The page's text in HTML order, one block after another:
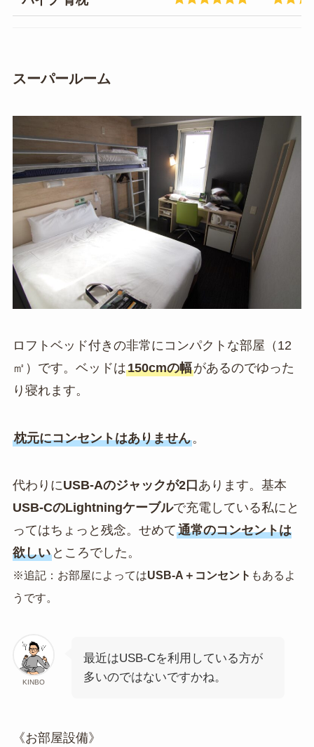
スーパールーム
ロフトベッド付きの非常にコンパクトな部屋（12
㎡）です。ベッドは150cmの幅があるのでゆった
り寝れます。
枕元にコンセントはありません。
代わりにUSB-Aのジャックが2口 あります。基本
USB-CのLightningケーブルで充電している私にと
ってはちょっと残念。せめて通常のコンセントは
欲しいところでした。
※追記：お部屋によってはUSB-A＋コンセント もあるよ
うです。
KINBO
最近はUSB-Cを利用している方が
多いのではないですかね。
《お部屋設備》